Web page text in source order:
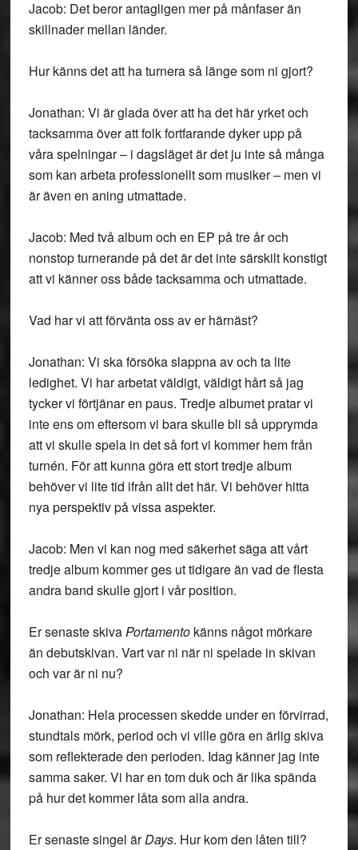
Jacob: Det beror antagligen mer på månfaser än
skillnader mellan länder.
Hur känns det att ha turnera så länge som ni gjort?
Jonathan: Vi är glada över att ha det här yrket och
tacksamma över att folk fortfarande dyker upp på
våra spelningar – i dagsläget är det ju inte så många
som kan arbeta professionellt som musiker – men vi
är även en aning utmattade.
Jacob: Med två album och en EP på tre år och
nonstop turnerande på det är det inte särskilt konstigt
att vi känner oss både tacksamma och utmattade.
Vad har vi att förvänta oss av er härnäst?
Jonathan: Vi ska försöka slappna av och ta lite
ledighet. Vi har arbetat väldigt, väldigt hårt så jag
tycker vi förtjänar en paus. Tredje albumet pratar vi
inte ens om eftersom vi bara skulle bli så upprymda
att vi skulle spela in det så fort vi kommer hem från
turnén. För att kunna göra ett stort tredje album
behöver vi lite tid ifrån allt det här. Vi behöver hitta
nya perspektiv på vissa aspekter.
Jacob: Men vi kan nog med säkerhet säga att vårt
tredje album kommer ges ut tidigare än vad de flesta
andra band skulle gjort i vår position.
Er senaste skivaPortamentokänns något mörkare
än debutskivan. Vart var ni när ni spelade in skivan
och var är ni nu?
Jonathan: Hela processen skedde under en förvirrad,
stundtals mörk, period och vi ville göra en ärlig skiva
som reflekterade den perioden. Idag känner jag inte
samma saker. Vi har en tom duk och är lika spända
på hur det kommer låta som alla andra.
Er senaste singel ärDays. Hur kom den låten till?